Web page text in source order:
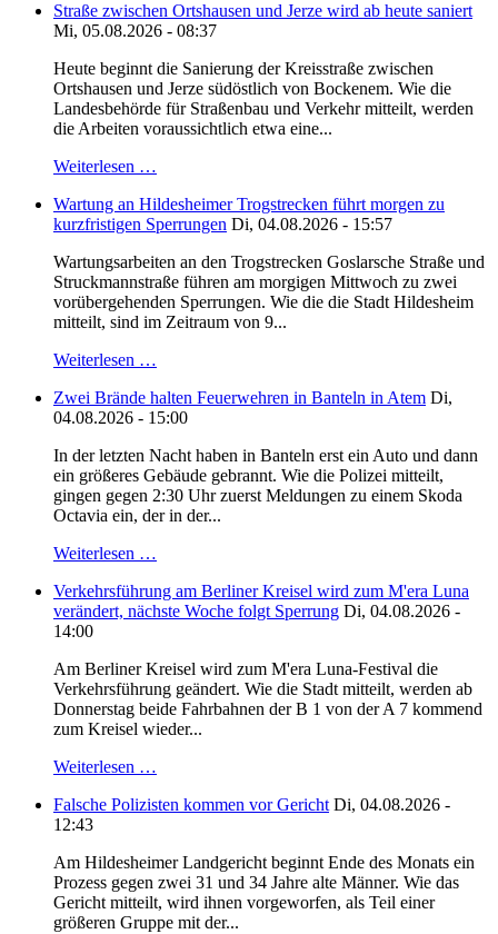
Straße zwischen Ortshausen und Jerze wird ab heute saniert
Mi, 05.08.2026 - 08:37
Heute beginnt die Sanierung der Kreisstraße zwischen
Ortshausen und Jerze südöstlich von Bockenem. Wie die
Landesbehörde für Straßenbau und Verkehr mitteilt, werden
die Arbeiten voraussichtlich etwa eine...
Weiterlesen …
Wartung an Hildesheimer Trogstrecken führt morgen zu
kurzfristigen Sperrungen Di, 04.08.2026 - 15:57
Wartungsarbeiten an den Trogstrecken Goslarsche Straße und
Struckmannstraße führen am morgigen Mittwoch zu zwei
vorübergehenden Sperrungen. Wie die die Stadt Hildesheim
mitteilt, sind im Zeitraum von 9...
Weiterlesen …
Zwei Brände halten Feuerwehren in Banteln in Atem Di,
04.08.2026 - 15:00
In der letzten Nacht haben in Banteln erst ein Auto und dann
ein größeres Gebäude gebrannt. Wie die Polizei mitteilt,
gingen gegen 2:30 Uhr zuerst Meldungen zu einem Skoda
Octavia ein, der in der...
Weiterlesen …
Verkehrsführung am Berliner Kreisel wird zum M'era Luna
verändert, nächste Woche folgt Sperrung Di, 04.08.2026 -
14:00
Am Berliner Kreisel wird zum M'era Luna-Festival die
Verkehrsführung geändert. Wie die Stadt mitteilt, werden ab
Donnerstag beide Fahrbahnen der B 1 von der A 7 kommend
zum Kreisel wieder...
Weiterlesen …
Falsche Polizisten kommen vor Gericht Di, 04.08.2026 -
12:43
Am Hildesheimer Landgericht beginnt Ende des Monats ein
Prozess gegen zwei 31 und 34 Jahre alte Männer. Wie das
Gericht mitteilt, wird ihnen vorgeworfen, als Teil einer
größeren Gruppe mit der...